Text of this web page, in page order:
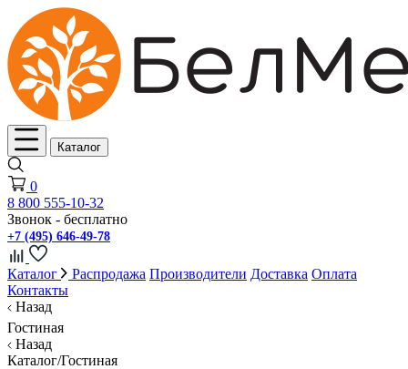
Каталог
0
8 800 555-10-32
Звонок - бесплатно
+7 (495) 646-49-78
Каталог Распродажа Производители Доставка Оплата
Контакты
Назад
Гостиная
Назад
Каталог/Гостиная